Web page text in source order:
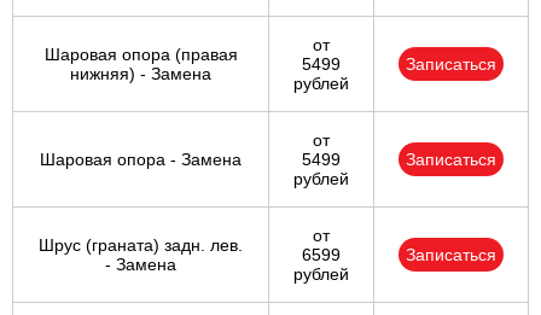
Шаровая опора (правая
нижняя) - Замена
от
5499
рублей
Записаться
Шаровая опора - Замена
от
5499
рублей
Записаться
Шрус (граната) задн. лев.
- Замена
от
6599
рублей
Записаться